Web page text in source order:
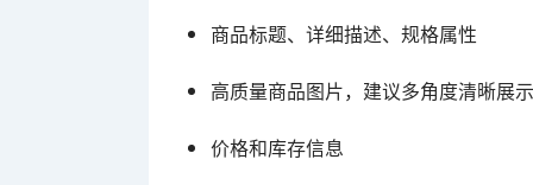
商品标题、详细描述、规格属性
高质量商品图片，建议多角度清晰展示
价格和库存信息